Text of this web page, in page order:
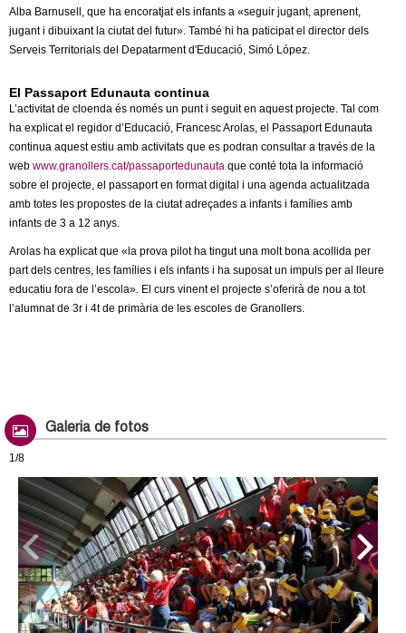
Alba Barnusell, que ha encoratjat els infants a «seguir jugant, aprenent,
jugant i dibuixant la ciutat del futur». També hi ha paticipat el director dels
Serveis Territorials del Depatarment d'Educació, Simó López.
El Passaport Edunauta continua
L’activitat de cloenda és només un punt i seguit en aquest projecte. Tal com
ha explicat el regidor d’Educació, Francesc Arolas, el Passaport Edunauta
continua aquest estiu amb activitats que es podran consultar a través de la
web www.granollers.cat/passaportedunauta que conté tota la informació
sobre el projecte, el passaport en format digital i una agenda actualitzada
amb totes les propostes de la ciutat adreçades a infants i famílies amb
infants de 3 a 12 anys.
Arolas ha explicat que «la prova pilot ha tingut una molt bona acollida per
part dels centres, les famílies i els infants i ha suposat un impuls per al lleure
educatiu fora de l’escola». El curs vinent el projecte s’oferirà de nou a tot
l’alumnat de 3r i 4t de primària de les escoles de Granollers.
Galeria de fotos
1/8